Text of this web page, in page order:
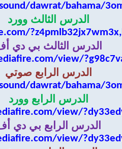
dawrat/bahama/
الدرس الثالث وورد
الدرس الثالث بي دي
view/
الدرس الرابع صوتي
dawrat/bahama/
الدرس الرابع وورد
view/
الدرس الرابع بي دي
view/